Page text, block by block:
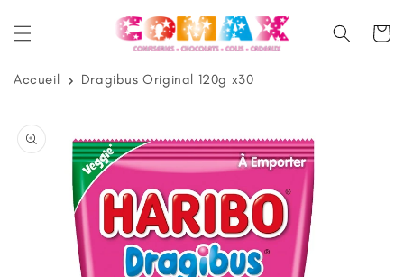
au
Panier
Accueil Dragibus Original 120g x30
informations
produits